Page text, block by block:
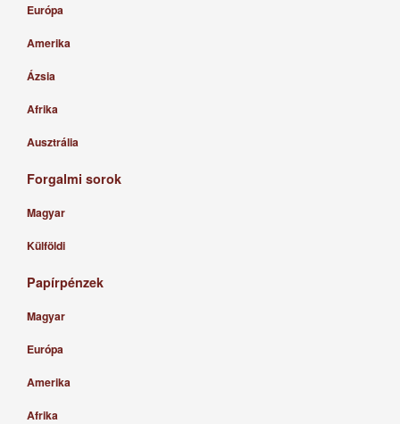
Európa
Amerika
Ázsia
Afrika
Ausztrália
Forgalmi sorok
Magyar
Külföldi
Papírpénzek
Magyar
Európa
Amerika
Afrika